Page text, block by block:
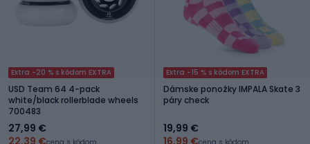
Extra -20 % s kódom EXTRA
USD Team 64 4-pack
white/black rollerblade wheels
700483
27,99 €
22,39 €
Extra -15 % s kódom EXTRA
Dámske ponožky IMPALA Skate 3
páry check
19,99 €
16,99 €